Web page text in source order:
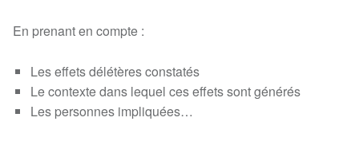
En prenant en compte :
Les effets délétères constatés
Le contexte dans lequel ces effets sont générés
Les personnes impliquées…